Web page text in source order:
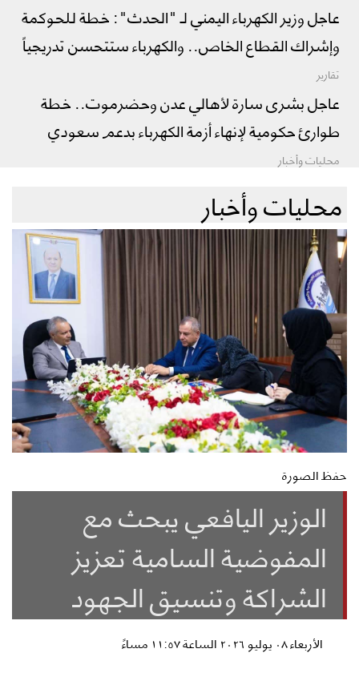
عاجل وزير الكهرباء اليمني لـ "الحدث": خطة للحوكمة
وإشراك القطاع الخاص.. والكهرباء ستتحسن تدريجياً
تقارير
عاجل بشرى سارة لأهالي عدن وحضرموت.. خطة
طوارئ حكومية لإنهاء أزمة الكهرباء بدعم سعودي
محليات وأخبار
محليات وأخبار
حفظ الصورة
الوزير اليافعي يبحث مع
المفوضية السامية تعزيز
الشراكة وتنسيق الجهود
الأربعاء ٠٨ يوليو ٢٠٢٦ الساعة ١١:٥٧ مساءً